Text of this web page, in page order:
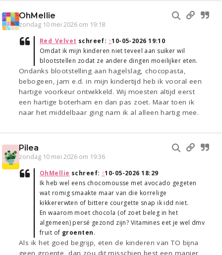
OhMellie
zondag 10 mei 2026 om 19:18
Red_Velvet schreef: ↑10-05-2026 19:10
Omdat ik mijn kinderen niet teveel aan suiker wil
blootstellen zodat ze andere dingen moeilijker eten.
Ondanks blootstelling aan hagelslag, chocopasta,
bebogeen, jam e.d. in mijn kindertijd heb ik vooral een
hartige voorkeur ontwikkeld. Wij moesten altijd eerst
een hartige boterham en dan pas zoet. Maar toen ik
naar het middelbaar ging nam ik al alleen hartig mee.
Pilea
zondag 10 mei 2026 om 19:36
OhMellie schreef: ↑10-05-2026 18:29
Ik heb wel eens chocomousse met avocado gegeten
wat romig smaakte maar van die korrelige
kikkererwten of bittere courgette snap ik idd niet.
En waarom moet chocola (of zoet beleg in het
algemeen) persé gezond zijn? Vitamines eet je wel dmv
fruit of groenten.
Als ik het goed begrijp, eten de kinderen van TO bijna
geen groente, dan zou dit misschien best een manier